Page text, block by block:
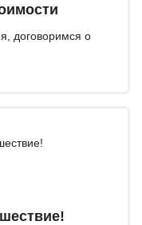
договоримся о